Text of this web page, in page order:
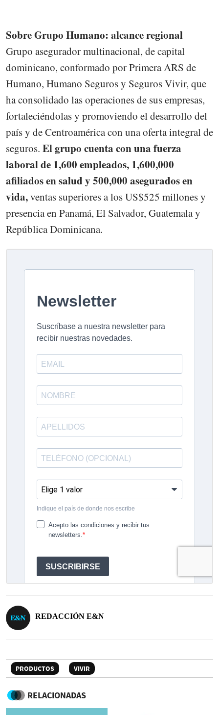
Sobre Grupo Humano: alcance regional
Grupo asegurador multinacional, de capital
dominicano, conformado por Primera ARS de
Humano, Humano Seguros y Seguros Vivir, que
ha consolidado las operaciones de sus empresas,
fortaleciéndolas y promoviendo el desarrollo del
país y de Centroamérica con una oferta integral de
seguros. El grupo cuenta con una fuerza
laboral de 1,600 empleados, 1,600,000
afiliados en salud y 500,000 asegurados en
vida,ventas superiores a los US$525 millones y
presencia en Panamá, El Salvador, Guatemala y
República Dominicana.
REDACCIÓN E&N
PRODUCTOS VIVIR
RELACIONADAS